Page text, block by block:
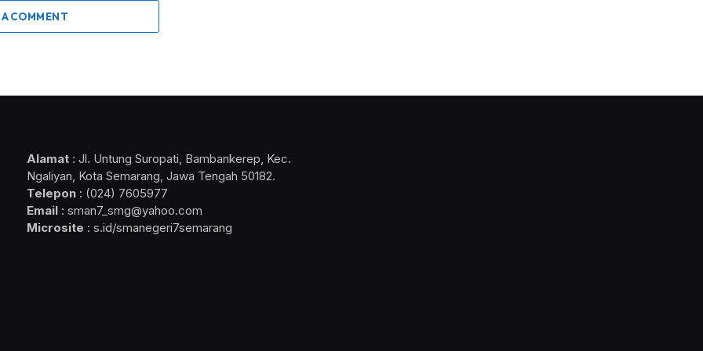
COMMENT
Alamat : Jl. Untung Suropati, Bambankerep, Kec.
Ngaliyan, Kota Semarang, Jawa Tengah 50182.
Telepon : (024) 7605977
Email : sman7_smg@yahoo.com
Microsite : s.id/smanegeri7semarang